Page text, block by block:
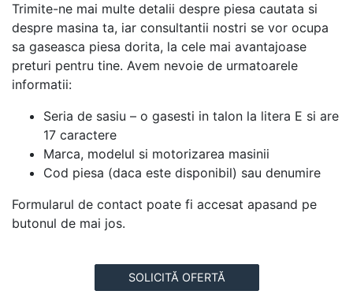
Trimite-ne mai multe detalii despre piesa cautata si
despre masina ta, iar consultantii nostri se vor ocupa
sa gaseasca piesa dorita, la cele mai avantajoase
preturi pentru tine. Avem nevoie de urmatoarele
informatii:
Seria de sasiu – o gasesti in talon la litera E si are
17 caractere
Marca, modelul si motorizarea masinii
Cod piesa (daca este disponibil) sau denumire
Formularul de contact poate fi accesat apasand pe
butonul de mai jos.
SOLICITĂ OFERTĂ